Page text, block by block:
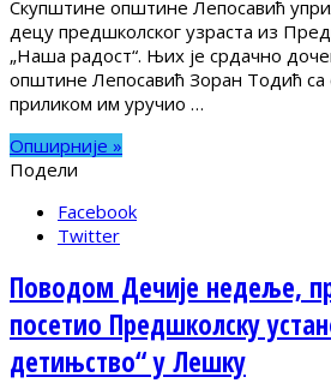
Скупштине општине Лепосавић
децу предшколског узраста из
„Наша радост“. Њих је срдачно
општине Лепосавић Зоран Тодић
приликом им уручио …
Опширније »
Подели
Facebook
Twitter
Поводом Дечије недеље,
посетио Предшколску
детињство“ у Лешку